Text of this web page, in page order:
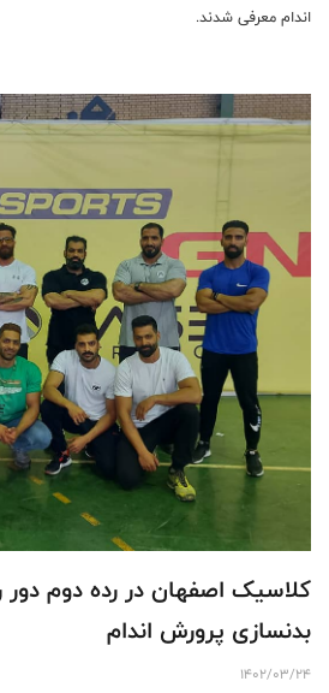
اندام معرفی شدند.
کلاسیک اصفهان در رده دوم
بدنسازی پرورش اندام
1402/03/24